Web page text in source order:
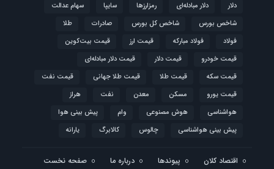
دلار
دلار مبادله‌ای رمزارزها سایپا
سهام عدالت
شاخص بورس
شاخص کل بورس صادرات
طلا
فولاد
فولاد مبارکه قیمت ارز
قیمت بیت‌کوین
قیمت خودرو
قیمت دلار
قیمت دلار مبادله‌ای
قیمت سکه
قیمت طلا قیمت طلا جهانی
قیمت نفت
قیمت یورو
مسکن معدن نفت
هراز
هواشناسی
هوش مصنوعی وام
پیش بینی هوا
پیش بینی هواشناسی
چالوس کالابرگ یارانه
اقتصاد کلان پیوندها درباره ما صفحه نخست